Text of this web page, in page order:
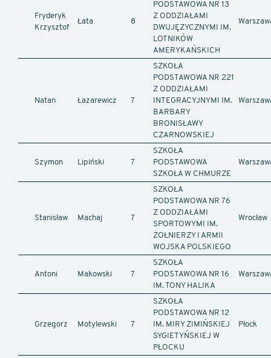
Fryderyk
Krzysztof
Łata 8
PODSTAWOWA NR 13
Z ODDZIAŁAMI
DWUJĘZYCZNYMI IM.
LOTNIKÓW
AMERYKAŃSKICH
Natan Łazarewicz 7
SZKOŁA
PODSTAWOWA NR 221
Z ODDZIAŁAMI
INTEGRACYJNYMI IM.
BARBARY
BRONISŁAWY
CZARNOWSKIEJ
Szymon Lipiński 7
SZKOŁA
PODSTAWOWA
SZKOŁA W CHMURZE
Stanisław Machaj 7
SZKOŁA
PODSTAWOWA NR 76
Z ODDZIAŁAMI
SPORTOWYMI IM.
ŻOŁNIERZY I ARMII
WOJSKA POLSKIEGO
Wrocław
Antoni Makowski 7
SZKOŁA
PODSTAWOWA NR 16
IM. TONY HALIKA
Grzegorz Motylewski 7
SZKOŁA
PODSTAWOWA NR 12
IM. MIRY ZIMIŃSKIEJ
SYGIETYŃSKIEJ W
PŁOCKU
Płock